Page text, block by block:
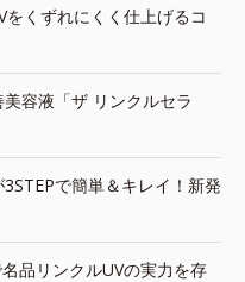
くずれにくく仕上げるコ
容液「ザ リンクルセラ
で簡単＆キレイ！新発
品リンクルUVの実力を存